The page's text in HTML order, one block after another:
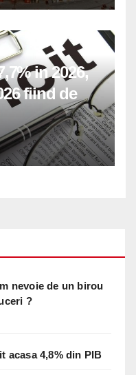
in 2026,
fiind de
nevoie de un birou
?
acasa 4,8% din PIB